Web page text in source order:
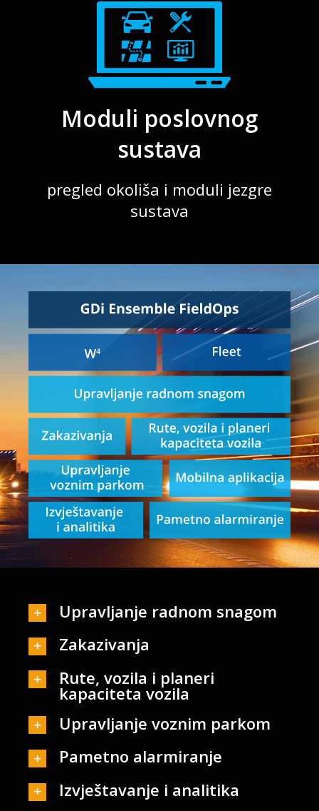
Moduli poslovnog
sustava
pregled okoliša i moduli jezgre
sustava
Upravljanje radnom snagom
Zakazivanja
Rute, vozila i planeri
kapaciteta vozila
Upravljanje voznim parkom
Pametno alarmiranje
Izvještavanje i analitika